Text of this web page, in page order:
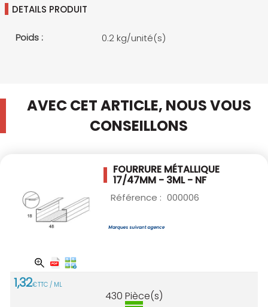
DETAILS PRODUIT
Poids : 0.2 kg/unité(s)
AVEC CET ARTICLE, NOUS VOUS
CONSEILLONS
FOURRURE MÉTALLIQUE
17/47MM - 3ML - NF
Référence : 000006
1,32€TTC / ML
430 Pièce(s)